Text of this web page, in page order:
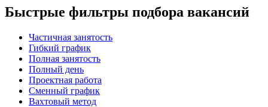
Быстрые фильтры подбора вакансий
Частичная занятость
Гибкий график
Полная занятость
Полный день
Проектная работа
Сменный график
Вахтовый метод